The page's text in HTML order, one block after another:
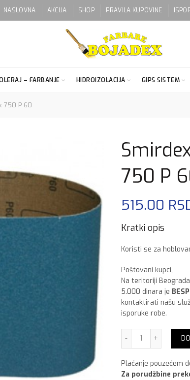
NASLOVNA AKCIJA SHOP PRAVILA KUPOVINE
– FARBANJE HIDROIZOLACIJA GIPS SISTEM
750 P 60
750 P
515.00
Kratki opis
Koristi se za
Poštovani kupci,
Na teritoriji
5.000 dinara je
kontaktirati našu
isporuke robe.
Smirdex
Plaćanje pouzećem
Za porudžbine